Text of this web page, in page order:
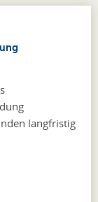
langfristig